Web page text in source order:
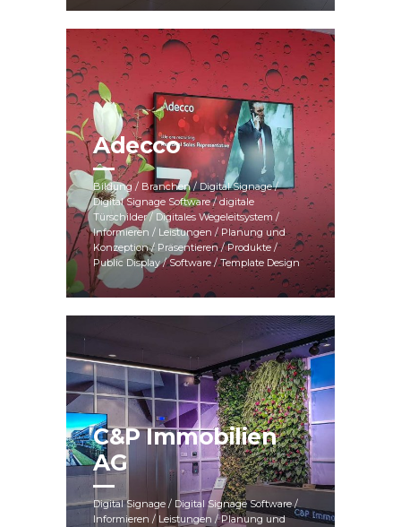
Adecco
Bildung / Branchen / Digital Signage /
Digital Signage Software / digitale
Türschilder / Digitales Wegeleitsystem /
Informieren / Leistungen / Planung und
Konzeption / Präsentieren / Produkte /
Public Display / Software / Template Design
C&P Immobilien
AG
Digital Signage / Digital Signage Software /
Informieren / Leistungen / Planung und